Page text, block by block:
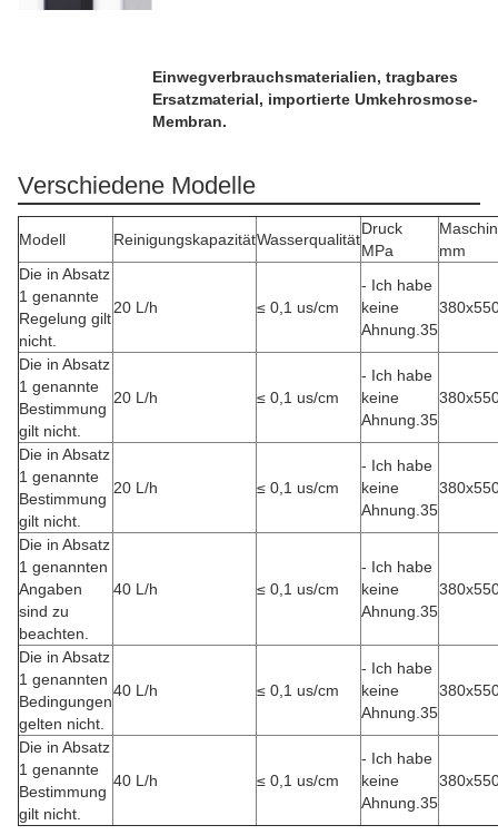
Einwegverbrauchsmaterialien, tragbares
Ersatzmaterial, importierte Umkehrosmose-
Membran.
Verschiedene Modelle
Modell ReinigungskapazitätWasserqualität
Druck
MPa
mm
Die in Absatz
1 genannte
Regelung gilt
nicht.
20 L/h ≤ 0,1 us/cm
- Ich habe
keine
Ahnung.35
Die in Absatz
1 genannte
Bestimmung
gilt nicht.
20 L/h ≤ 0,1 us/cm
- Ich habe
keine
Ahnung.35
Die in Absatz
1 genannte
Bestimmung
gilt nicht.
20 L/h ≤ 0,1 us/cm
- Ich habe
keine
Ahnung.35
Die in Absatz
1 genannten
Angaben
sind zu
beachten.
40 L/h ≤ 0,1 us/cm
- Ich habe
keine
Ahnung.35
Die in Absatz
1 genannten
Bedingungen
gelten nicht.
40 L/h ≤ 0,1 us/cm
- Ich habe
keine
Ahnung.35
Die in Absatz
1 genannte
Bestimmung
gilt nicht.
40 L/h ≤ 0,1 us/cm
- Ich habe
keine
Ahnung.35